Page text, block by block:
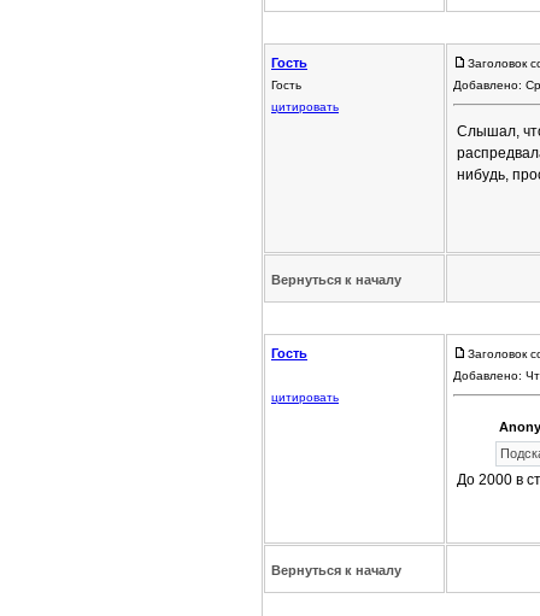
Гость
Гость
цитировать
Заголовок
Добавлено:
Слышал,
нибудь,
Вернуться к началу
Гость
цитировать
Заголовок
Добавлено:
До 2000 в
Вернуться к началу